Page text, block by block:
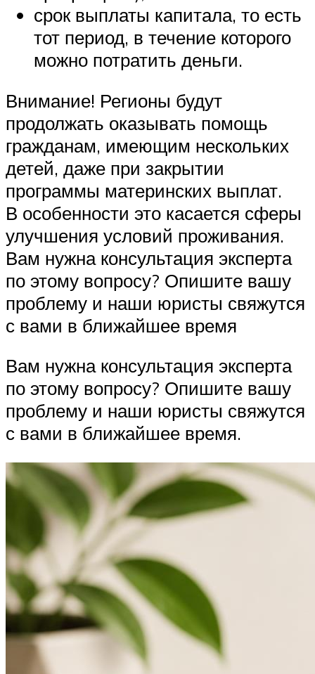
срок выплаты капитала, то есть
тот период, в течение которого
можно потратить деньги.
Внимание! Регионы будут
продолжать оказывать помощь
гражданам, имеющим нескольких
детей, даже при закрытии
программы материнских выплат.
В особенности это касается сферы
улучшения условий проживания.
Вам нужна консультация эксперта
по этому вопросу? Опишите вашу
проблему и наши юристы свяжутся
с вами в ближайшее время
Вам нужна консультация эксперта
по этому вопросу? Опишите вашу
проблему и наши юристы свяжутся
с вами в ближайшее время.